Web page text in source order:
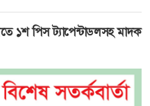
১শ পিস ট্যাপেন্টাডলসহ মাদক